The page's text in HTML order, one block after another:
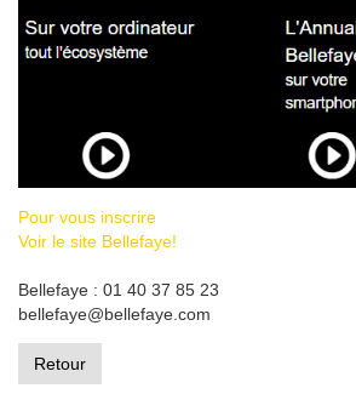
Pour vous inscrire
Voir le site Bellefaye!
Bellefaye : 01 40 37 85 23
bellefaye@bellefaye.com
Retour